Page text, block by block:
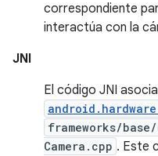
correspondiente
interactúa con la
JNI
El código JNI
frameworks/
Camera.cpp . Este